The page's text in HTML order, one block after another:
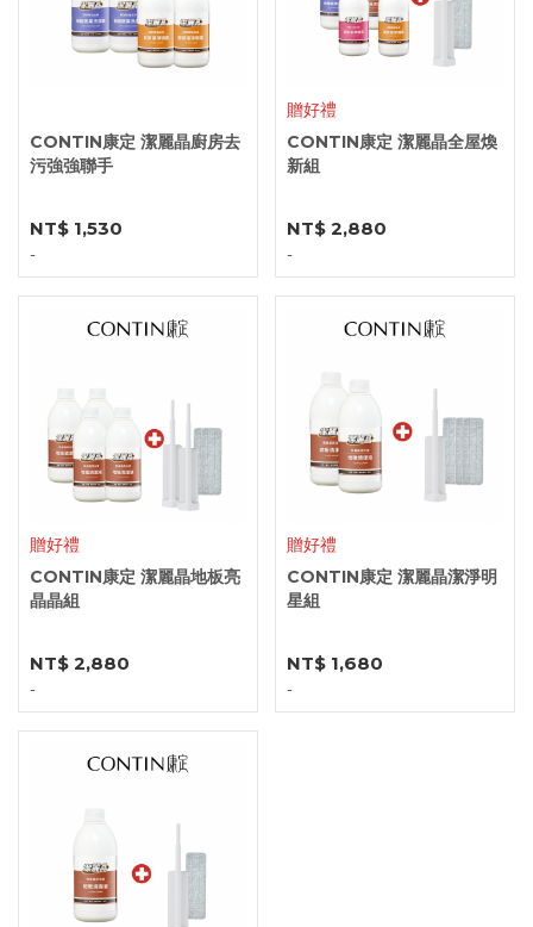
CONTIN康定 潔麗晶廚房去
污強強聯手
NT$ 1,530
-
贈好禮
CONTIN康定 潔麗晶全屋煥
新組
NT$ 2,880
-
贈好禮
CONTIN康定 潔麗晶地板亮
晶晶組
NT$ 2,880
-
贈好禮
CONTIN康定 潔麗晶潔淨明
星組
NT$ 1,680
-